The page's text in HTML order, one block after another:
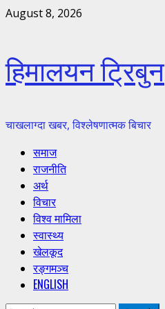
Skip
August 8, 2026
हिमालयन ट्रिबुन
चाखलाग्दा खबर, विश्लेषणात्मक बिचार
Primary
Menu
समाज
राजनीति
अर्थ
विचार
विश्व मामिला
स्वास्थ्य
खेलकूद
रङ्गमञ्च
ENGLISH